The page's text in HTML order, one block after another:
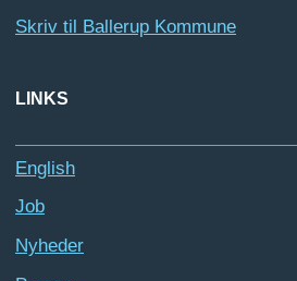
Skriv til Ballerup Kommune
LINKS
English
Job
Nyheder